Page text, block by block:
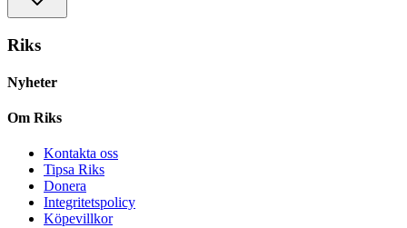
Riks
Nyheter
Om Riks
Kontakta oss
Tipsa Riks
Donera
Integritetspolicy
Köpevillkor